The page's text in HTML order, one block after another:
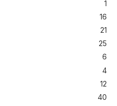
1
16
21
25
6
4
12
40